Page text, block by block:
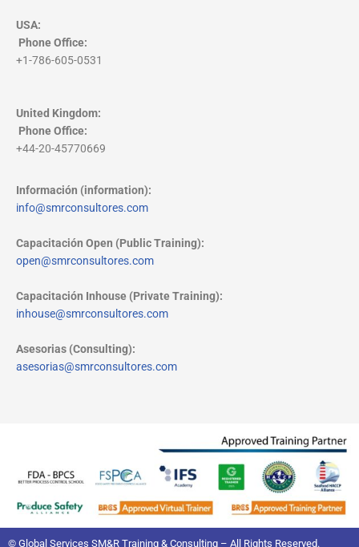
USA:
Phone Office:
+1-786-605-0531
United Kingdom:
Phone Office:
+44-20-45770669
Información (information):
info@smrconsultores.com
Capacitación Open (Public Training):
open@smrconsultores.com
Capacitación Inhouse (Private Training):
inhouse@smrconsultores.com
Asesorias (Consulting):
asesorias@smrconsultores.com
© Global Services SM&R Training & Consulting – All Rights Reserved.